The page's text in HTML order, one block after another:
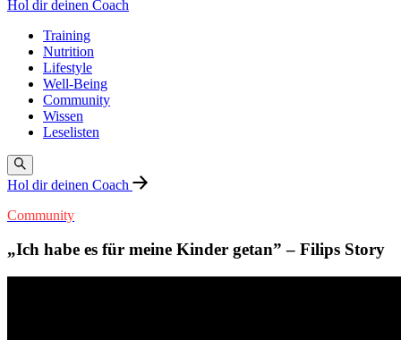
Hol dir deinen Coach
Training
Nutrition
Lifestyle
Well-Being
Community
Wissen
Leselisten
Hol dir deinen Coach
Community
„Ich habe es für meine Kinder getan” – Filips Story